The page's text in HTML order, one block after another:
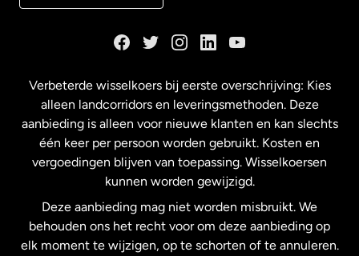
Maleisië
Nederland
Nieuw-Zeeland
Verbeterde wisselkoers bij eerste overschrijving: Kies
alleen landcorridors en leveringsmethoden. Deze
aanbieding is alleen voor nieuwe klanten en kan slechts
één keer per persoon worden gebruikt. Kosten en
vergoedingen blijven van toepassing. Wisselkoersen
kunnen worden gewijzigd.
Deze aanbieding mag niet worden misbruikt. We
behouden ons het recht voor om deze aanbieding op
elk moment te wijzigen, op te schorten of te annuleren.